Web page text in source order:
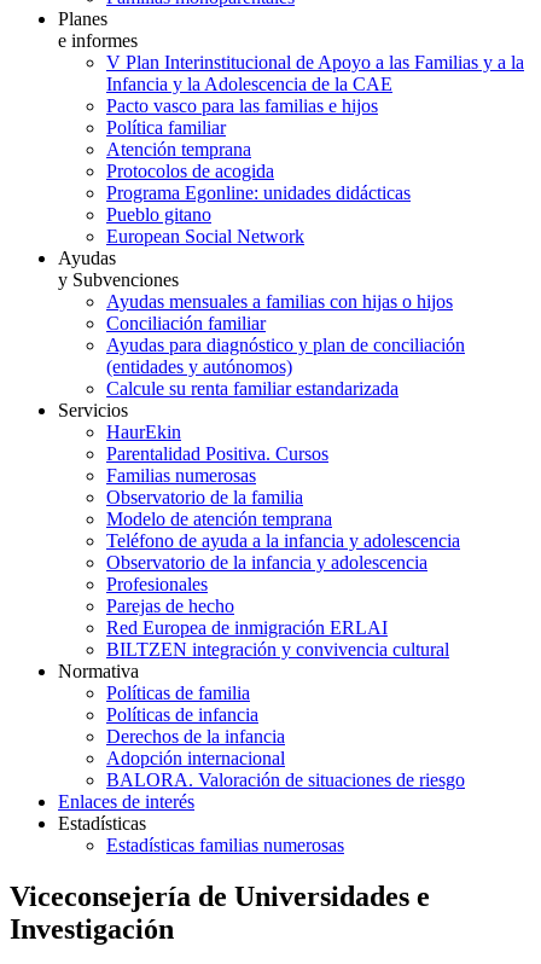
Planes
e informes
V Plan Interinstitucional de Apoyo a las Familias y a la
Infancia y la Adolescencia de la CAE
Pacto vasco para las familias e hijos
Política familiar
Atención temprana
Protocolos de acogida
Programa Egonline: unidades didácticas
Pueblo gitano
European Social Network
Ayudas
y Subvenciones
Ayudas mensuales a familias con hijas o hijos
Conciliación familiar
Ayudas para diagnóstico y plan de conciliación
(entidades y autónomos)
Calcule su renta familiar estandarizada
Servicios
HaurEkin
Parentalidad Positiva. Cursos
Familias numerosas
Observatorio de la familia
Modelo de atención temprana
Teléfono de ayuda a la infancia y adolescencia
Observatorio de la infancia y adolescencia
Profesionales
Parejas de hecho
Red Europea de inmigración ERLAI
BILTZEN integración y convivencia cultural
Normativa
Políticas de familia
Políticas de infancia
Derechos de la infancia
Adopción internacional
BALORA. Valoración de situaciones de riesgo
Enlaces de interés
Estadísticas
Estadísticas familias numerosas
Viceconsejería de Universidades e
Investigación